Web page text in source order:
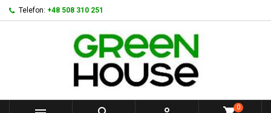
Telefon: +48 508 310 251
0